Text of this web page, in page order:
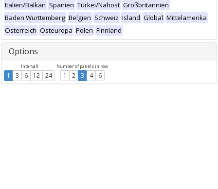
Italien/Balkan Spanien Türkei/Nahost Großbritannien
Baden Württemberg Belgien Schweiz Island Global Mittelamerika
Österreich Osteuropa Polen Finnland
Options
Intervall
1 3 6 12 24
Number of panels in row
1 2 3 4 6